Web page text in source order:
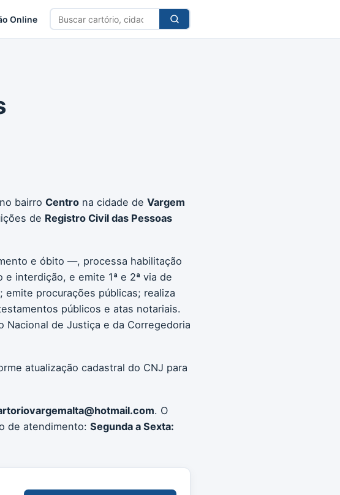
Online
Buscar
cartório
bairro Centro na cidade de Vargem
de Registro Civil das Pessoas
e óbito —, processa habilitação
interdição, e emite 1ª e 2ª via de
procurações públicas; realiza
públicos e atas notariais.
Nacional de Justiça e da Corregedoria
atualização cadastral do CNJ para
. O
de atendimento: Segunda a Sexta: